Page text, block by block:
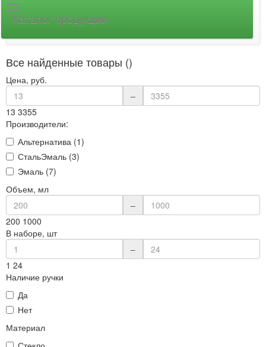
Каталог продукции
Все найденные товары ()
Цена, руб.
–
13 3355
Производители:
Альтернатива (1)
СтальЭмаль (3)
Эмаль (7)
Объем, мл
–
200 1000
В наборе, шт
–
1 24
Наличие ручки
Да
Нет
Материал